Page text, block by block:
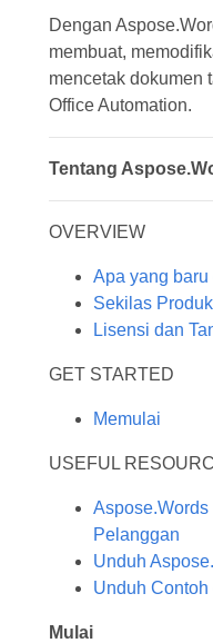
Dengan
membuat,
mencetak dokumen
Office Automation.
Tentang
OVERVIEW
Apa yang
Sekilas Produk
Lisensi dan
GET STARTED
Memulai
USEFUL
Pelanggan
Unduh
Unduh
Mulai